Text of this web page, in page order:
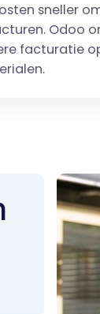
sneller
Odoo
facturatie